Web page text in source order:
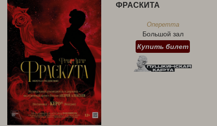
ФРАСКИТА
Оперетта
Большой зал
Купить билет